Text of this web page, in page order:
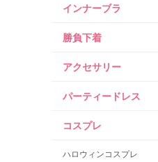
インナーブラ
勝負下着
アクセサリー
パーティードレス
コスプレ
ハロウィンコスプレ